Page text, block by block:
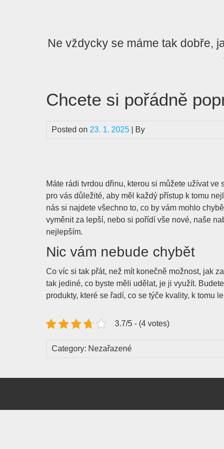
Ne vždycky se máme tak dobře,
Chcete si pořádně
Posted on 23. 1. 2025 | By
Máte rádi tvrdou dřinu, kterou si můžete užívat
pro vás důležité, aby měl každý přístup k tomu
nás si najdete všechno to, co by vám mohlo
vyměnit za lepší, nebo si pořídí vše nové, naše
nejlepším.
Nic vám nebude chybět
Co víc si tak přát, než mít konečně možnost, jak
tak jediné, co byste měli udělat, je ji využít.
produkty, které se řadí, co se týče kvality, k tomu
3.7/5 - (4 votes)
Category: Nezařazené